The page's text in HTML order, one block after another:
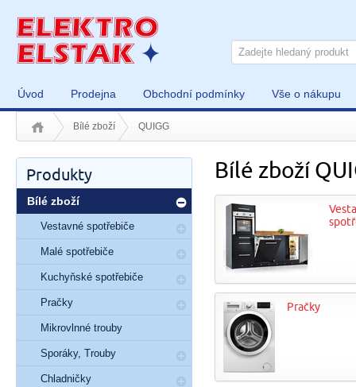
Úvod Prodejna Obchodní podmínky Vše o nákupu
Bílé zboží QUIGG
Bílé zboží
Pračky
Produkty
Bílé zboží
Vestavné spotřebiče
Malé spotřebiče
Kuchyňské spotřebiče
Pračky
Mikrovlnné trouby
Sporáky, Trouby
Chladničky